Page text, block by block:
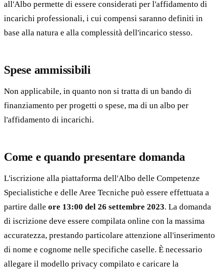
all'Albo permette di essere considerati per l'affidamento di
incarichi professionali, i cui compensi saranno definiti in
base alla natura e alla complessità dell'incarico stesso.
Spese ammissibili
Non applicabile, in quanto non si tratta di un bando di
finanziamento per progetti o spese, ma di un albo per
l'affidamento di incarichi.
Come e quando presentare domanda
L'iscrizione alla piattaforma dell'Albo delle Competenze
Specialistiche e delle Aree Tecniche può essere effettuata a
partire dalle ore 13:00 del 26 settembre 2023. La domanda
di iscrizione deve essere compilata online con la massima
accuratezza, prestando particolare attenzione all'inserimento
di nome e cognome nelle specifiche caselle. È necessario
allegare il modello privacy compilato e caricare la